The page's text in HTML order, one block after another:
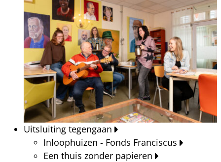
Uitsluiting tegengaan
Inloophuizen - Fonds Franciscus
Een thuis zonder papieren